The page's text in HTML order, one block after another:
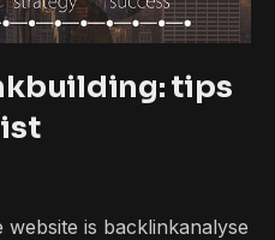
tips
website is backlinkanalyse